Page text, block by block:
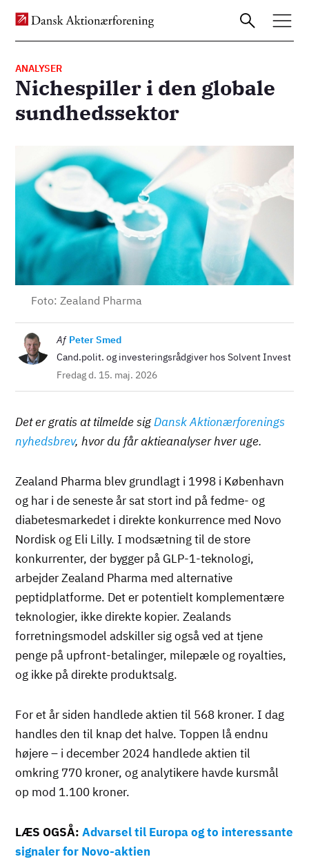
Gå
til
ANALYSER
Nichespiller i den globale
sundhedssektor
Billede
Foto: Zealand Pharma
Billede Af Peter Smed
Cand.polit. og investeringsrådgiver hos Solvent Invest
Fredag d. 15. maj. 2026
Det er gratis at tilmelde sigDansk Aktionærforenings
nyhedsbrev, hvor du får aktieanalyser hver uge.
Zealand Pharma blev grundlagt i 1998 i København
og har i de seneste år sat stort ind på fedme- og
diabetesmarkedet i direkte konkurrence med Novo
Nordisk og Eli Lilly. I modsætning til de store
konkurrenter, der bygger på GLP-1-teknologi,
arbejder Zealand Pharma med alternative
peptidplatforme. Det er potentielt komplementære
teknologier, ikke direkte kopier. Zealands
forretningsmodel adskiller sig også ved at tjene
penge på upfront-betalinger, milepæle og royalties,
og ikke på direkte produktsalg.
For et år siden handlede aktien til 568 kroner. I dag
handles den til knap det halve. Toppen lå endnu
højere – i december 2024 handlede aktien til
omkring 770 kroner, og analytikere havde kursmål
op mod 1.100 kroner.
LÆS OGSÅ:Advarsel til Europa og to interessante
signaler for Novo-aktien